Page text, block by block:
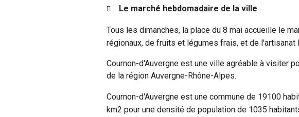
Le marché hebdomadaire de la ville
Tous les dimanches, la place du 8 mai accueille le
régionaux, de fruits et légumes frais, et de l'artisanat
Cournon-d'Auvergne est une ville agréable à visiter
de la région Auvergne-Rhône-Alpes.
Cournon-d'Auvergne est une commune de 19100
km2 pour une densité de population de 1035